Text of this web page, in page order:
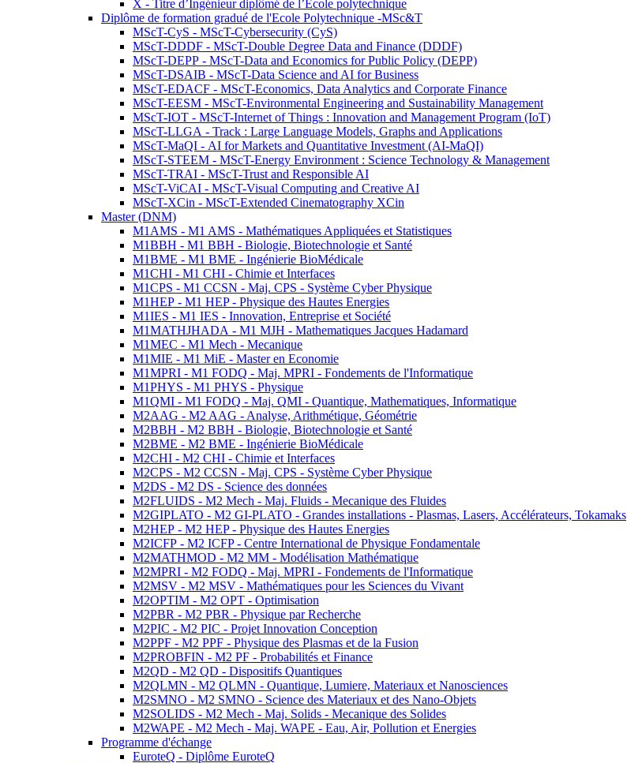
X - Titre d’Ingénieur diplômé de l’École polytechnique
Diplôme de formation gradué de l'Ecole Polytechnique -MSc&T
MScT-CyS - MScT-Cybersecurity (CyS)
MScT-DDDF - MScT-Double Degree Data and Finance (DDDF)
MScT-DEPP - MScT-Data and Economics for Public Policy (DEPP)
MScT-DSAIB - MScT-Data Science and AI for Business
MScT-EDACF - MScT-Economics, Data Analytics and Corporate Finance
MScT-EESM - MScT-Environmental Engineering and Sustainability Management
MScT-IOT - MScT-Internet of Things : Innovation and Management Program (IoT)
MScT-LLGA - Track : Large Language Models, Graphs and Applications
MScT-MaQI - AI for Markets and Quantitative Investment (AI-MaQI)
MScT-STEEM - MScT-Energy Environment : Science Technology & Management
MScT-TRAI - MScT-Trust and Responsible AI
MScT-ViCAI - MScT-Visual Computing and Creative AI
MScT-XCin - MScT-Extended Cinematography XCin
Master (DNM)
M1AMS - M1 AMS - Mathématiques Appliquées et Statistiques
M1BBH - M1 BBH - Biologie, Biotechnologie et Santé
M1BME - M1 BME - Ingénierie BioMédicale
M1CHI - M1 CHI - Chimie et Interfaces
M1CPS - M1 CCSN - Maj. CPS - Système Cyber Physique
M1HEP - M1 HEP - Physique des Hautes Energies
M1IES - M1 IES - Innovation, Entreprise et Société
M1MATHJHADA - M1 MJH - Mathematiques Jacques Hadamard
M1MEC - M1 Mech - Mecanique
M1MIE - M1 MiE - Master en Economie
M1MPRI - M1 FODQ - Maj. MPRI - Fondements de l'Informatique
M1PHYS - M1 PHYS - Physique
M1QMI - M1 FODQ - Maj. QMI - Quantique, Mathematiques, Informatique
M2AAG - M2 AAG - Analyse, Arithmétique, Géométrie
M2BBH - M2 BBH - Biologie, Biotechnologie et Santé
M2BME - M2 BME - Ingénierie BioMédicale
M2CHI - M2 CHI - Chimie et Interfaces
M2CPS - M2 CCSN - Maj. CPS - Système Cyber Physique
M2DS - M2 DS - Science des données
M2FLUIDS - M2 Mech - Maj. Fluids - Mecanique des Fluides
M2GIPLATO - M2 GI-PLATO - Grandes installations - Plasmas, Lasers, Accélérateurs, Tokamaks
M2HEP - M2 HEP - Physique des Hautes Energies
M2ICFP - M2 ICFP - Centre International de Physique Fondamentale
M2MATHMOD - M2 MM - Modélisation Mathématique
M2MPRI - M2 FODQ - Maj. MPRI - Fondements de l'Informatique
M2MSV - M2 MSV - Mathématiques pour les Sciences du Vivant
M2OPTIM - M2 OPT - Optimisation
M2PBR - M2 PBR - Physique par Recherche
M2PIC - M2 PIC - Projet Innovation Conception
M2PPF - M2 PPF - Physique des Plasmas et de la Fusion
M2PROBFIN - M2 PF - Probabilités et Finance
M2QD - M2 QD - Dispositifs Quantiques
M2QLMN - M2 QLMN - Quantique, Lumiere, Materiaux et Nanosciences
M2SMNO - M2 SMNO - Science des Materiaux et des Nano-Objets
M2SOLIDS - M2 Mech - Maj. Solids - Mecanique des Solides
M2WAPE - M2 Mech - Maj. WAPE - Eau, Air, Pollution et Energies
Programme d'échange
EuroteQ - Diplôme EuroteQ